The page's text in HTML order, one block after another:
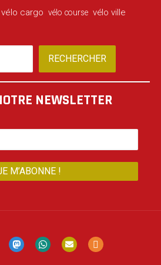
vélo cargo vélo course vélo ville
RECHERCHER
NEWSLETTER